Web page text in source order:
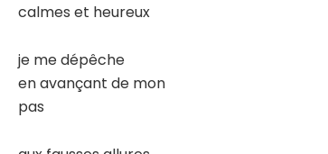
calmes et heureux
je me dépêche
en avançant de mon
pas